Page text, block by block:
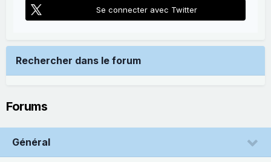
Se connecter avec Twitter
Rechercher dans le forum
Forums
Général